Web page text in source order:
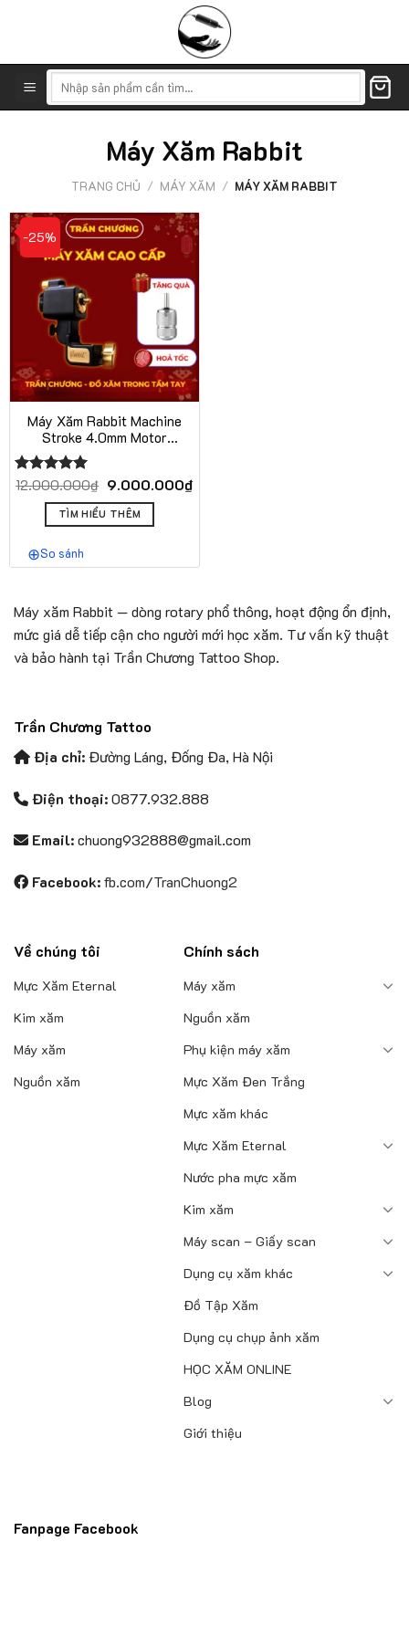
kiếm:
Máy Xăm Rabbit
TRANG CHỦ / MÁY XĂM / MÁY XĂM RABBIT
Máy xăm Rabbit — dòng rotary phổ thông, hoạt động ổn định,
mức giá dễ tiếp cận cho người mới học xăm. Tư vấn kỹ thuật
và bảo hành tại Trần Chương Tattoo Shop.
-25%
Máy Xăm Rabbit Machine
Stroke 4.0mm Motor
Faulhaber 8.5W Cho Thợ
Xăm Nhật Cổ
Được xếp
12.000.000₫ Giá
gốc
là:
12.000.000₫.
9.000.000₫Giá
TÌM HIỂU THÊM
So sánh
Trần Chương Tattoo
Địa chỉ: Đường Láng, Đống Đa, Hà Nội
Điện thoại:0877.932.888
Email:chuong932888@gmail.com
Facebook:fb.com/TranChuong2
Về chúng tôi
Mực Xăm Eternal
Kim xăm
Máy xăm
Nguồn xăm
Chính sách
Máy xăm
Nguồn xăm
Phụ kiện máy xăm
Mực Xăm Đen Trắng
Mực xăm khác
Mực Xăm Eternal
Nước pha mực xăm
Kim xăm
Máy scan – Giấy scan
Dụng cụ xăm khác
Đồ Tập Xăm
Dụng cụ chụp ảnh xăm
HỌC XĂM ONLINE
Blog
Giới thiệu
Fanpage Facebook